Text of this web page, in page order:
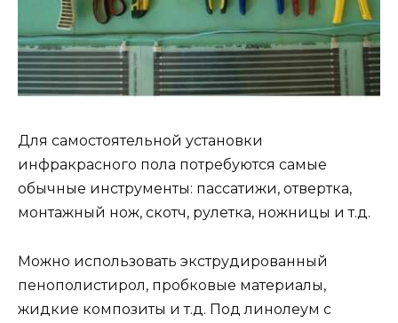
Для самостоятельной установки
инфракрасного пола потребуются самые
обычные инструменты: пассатижи, отвертка,
монтажный нож, скотч, рулетка, ножницы и т.д.
Можно использовать экструдированный
пенополистирол, пробковые материалы,
жидкие композиты и т.д. Под линолеум с